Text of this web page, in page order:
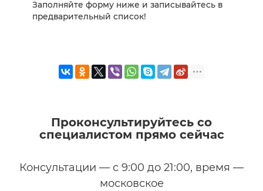
Заполняйте форму ниже и записывайтесь в
предварительный список!
Проконсультируйтесь со
специалистом прямо сейчас
Консультации — с 9:00 до 21:00, время —
московское